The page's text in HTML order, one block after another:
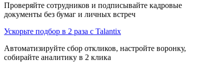
Проверяйте сотрудников и подписывайте кадровые
документы без бумаг и личных встреч
Ускорьте подбор в 2 раза с Talantix
Автоматизируйте сбор откликов, настройте воронку,
собирайте аналитику в 2 клика